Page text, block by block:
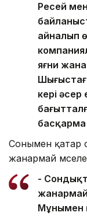
Ресей
айналып
яғни
кері
Сонымен қатар
жанармай
-
Мұнымен